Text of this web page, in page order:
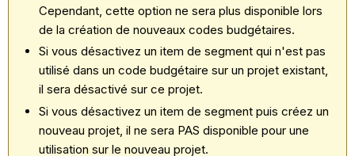
Cependant, cette option ne sera plus disponible lors
de la création de nouveaux codes budgétaires.
Si vous désactivez un item de segment qui n'est pas
utilisé dans un code budgétaire sur un projet existant,
il sera désactivé sur ce projet.
Si vous désactivez un item de segment puis créez un
nouveau projet, il ne sera PAS disponible pour une
utilisation sur le nouveau projet.